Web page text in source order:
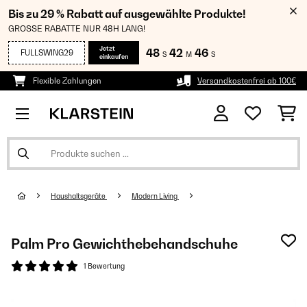
Bis zu 29 % Rabatt auf ausgewählte Produkte!
GROSSE RABATTE NUR 48H LANG!
FULLSWING29
Jetzt
einkaufen
48 S 42 M 46 S
Flexible Zahlungen Versandkostenfrei ab 100€
Haushaltsgeräte Modern Living
Palm Pro Gewichthebehandschuhe
1 Bewertung